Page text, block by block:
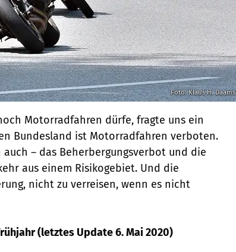
Foto: Klaus H. Daams
Motorradfahren dürfe, fragte uns ein
Bundesland ist Motorradfahren verboten.
– das Beherbergungsverbot und die
aus einem Risikogebiet. Und die
nicht zu verreisen, wenn es nicht
(letztes Update 6. Mai 2020)